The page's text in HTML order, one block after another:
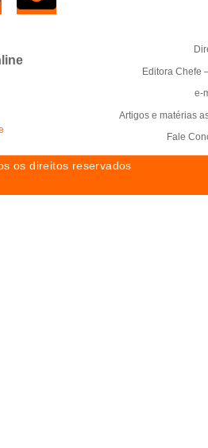
Editora Chefe
e-
Artigos e matérias
Fale
os direitos reservados